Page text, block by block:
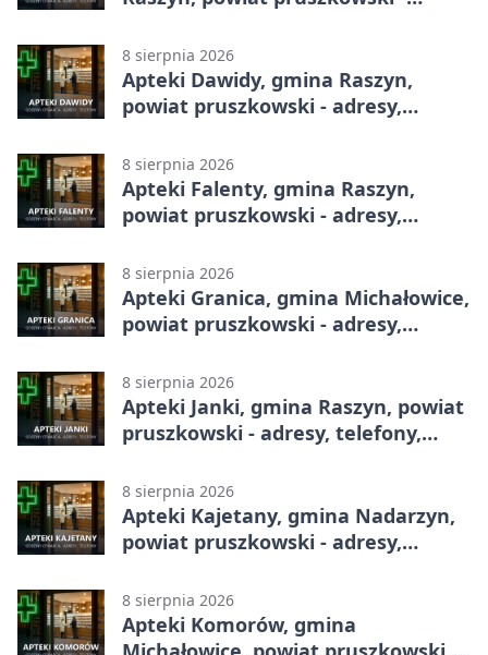
8 sierpnia 2026
Apteki Dawidy, gmina Raszyn,
powiat pruszkowski - adresy,
8 sierpnia 2026
Apteki Falenty, gmina Raszyn,
powiat pruszkowski - adresy,
8 sierpnia 2026
Apteki Granica, gmina Michałowice,
powiat pruszkowski - adresy,
8 sierpnia 2026
Apteki Janki, gmina Raszyn, powiat
pruszkowski - adresy, telefony,
8 sierpnia 2026
Apteki Kajetany, gmina Nadarzyn,
powiat pruszkowski - adresy,
8 sierpnia 2026
Apteki Komorów, gmina